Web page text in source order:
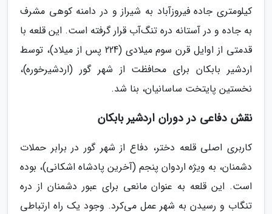
کیلومتری جاده فیروزآباد به شیراز و در دامنه کوهی مشرف
به جاده و در آستانه دره تنگ‌آب قرار گرفته است. این قلعه با
قدمتی از اوایل قرن سوم میلادی (224 پس از میلاد)، توسط
اردشیر بابکان برای محافظت از شهر گور (اردشیرخوره)،
نخستین پایتخت ساسانیان، بنا شد.
نقش دفاعی در دوران اردشیر بابکان
کاربری اصلی قلعه دختر، دفاع از شهر گور در برابر حملات
دشمنان، به ویژه اردوان پنجم (آخرین پادشاه اشکانی)، بوده
است. این قلعه به عنوان مانعی برای عبور دشمنان از دره
تنگاب و رسیدن به شهر عمل می‌کرد. وجود یک راه ارتباطی